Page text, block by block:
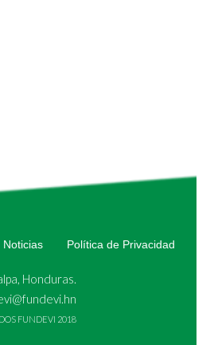
Noticias Política de Privacidad
Honduras.
FUNDEVI 2018